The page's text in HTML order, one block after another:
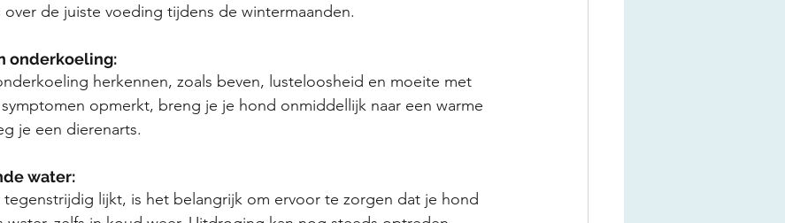
over de juiste voeding tijdens de wintermaanden.
onderkoeling:
herkennen, zoals beven, lusteloosheid en moeite met
opmerkt, breng je je hond onmiddellijk naar een warme
je een dierenarts.
water:
tegenstrijdig lijkt, is het belangrijk om ervoor te zorgen dat je hond